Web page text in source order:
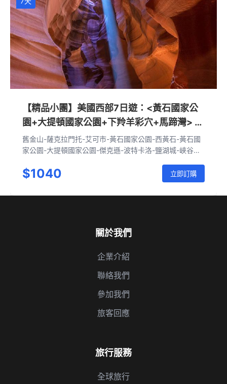
【精品小團】美國西部7日遊：<黃石國家公
園+大提頓國家公園+下羚羊彩穴+馬蹄灣> 峽
谷地國家公園+拱門國家公園+紀念碑谷+拉斯
維加斯 （舊金山往返）
舊金山-薩克拉門托-艾可市-黃石國家公園-西黃石-黃石國
家公園-大提頓國家公園-傑克遜-波特卡洛-鹽湖城-峽谷地
彩穴-拉斯維加斯-舊金山
$1040 立即訂購
關於我們
企業介紹
聯絡我們
參加我們
旅客回應
旅行服務
全球旅行